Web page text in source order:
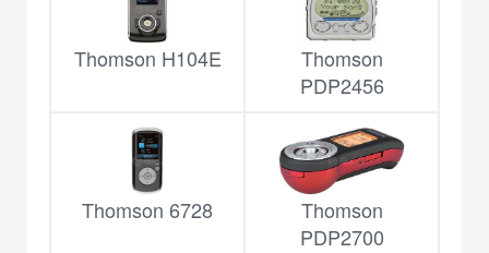
Thomson H104E
Thomson
PDP2456
Thomson 6728
Thomson
PDP2700